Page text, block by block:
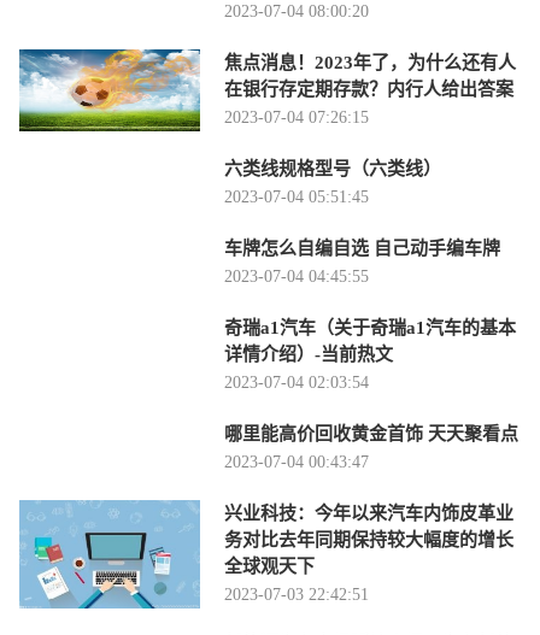
2023-07-04 08:00:20
焦点消息！2023年了，为什么还有人
在银行存定期存款？内行人给出答案
2023-07-04 07:26:15
六类线规格型号（六类线）
2023-07-04 05:51:45
车牌怎么自编自选 自己动手编车牌
2023-07-04 04:45:55
奇瑞a1汽车（关于奇瑞a1汽车的基本
详情介绍）-当前热文
2023-07-04 02:03:54
哪里能高价回收黄金首饰 天天聚看点
2023-07-04 00:43:47
兴业科技：今年以来汽车内饰皮革业
务对比去年同期保持较大幅度的增长
全球观天下
2023-07-03 22:42:51